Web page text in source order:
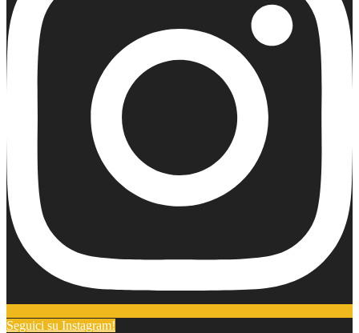
Seguici su Instagram!